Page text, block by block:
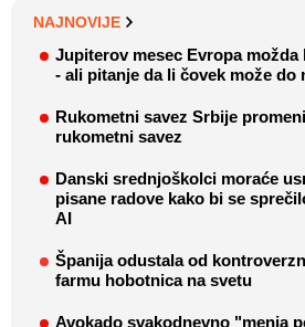
NAJNOVIJE
Jupiterov mesec Evropa
- ali pitanje da li čovek može do
Rukometni savez Srbije
rukometni savez
Danski srednjoškolci moraće
pisane radove kako bi se
AI
Španija odustala od
farmu hobotnica na svetu
Avokado svakodnevno "menja